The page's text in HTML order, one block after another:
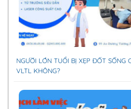
NGƯỜI LỚN TUỔI BỊ XẸP ĐỐT SỐNG
VLTL KHÔNG?